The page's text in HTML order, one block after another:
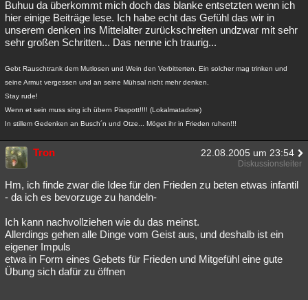
Buhuu da überkommt mich doch das blanke entsetzten wenn ich
hier einige Beiträge lese. Ich habe echt das Gefühl das wir in
unserem denken ins Mittelalter zurückschreiten undzwar mit sehr
sehr großen Schritten... Das nenne ich traurig...
Gebt Rauschtrank dem Mutlosen und Wein den Verbitterten. Ein solcher mag trinken und
seine Armut vergessen und an seine Mühsal nicht mehr denken.
Stay rude!
Wenn et sein muss sing ich übern Pisspott!!!! (Lokalmatadore)
In stillem Gedenken an Busch´n und Otze... Möget ihr in Frieden ruhen!!!
Tron 22.08.2005 um 23:54
Diskussionsleiter
Hm, ich finde zwar die Idee für den Frieden zu beten etwas infantil
- da ich es bevorzuge zu handeln-
Ich kann nachvollziehen wie du das meinst.
Allerdings gehen alle Dinge vom Geist aus, und deshalb ist ein
eigener Impuls
etwa in Form eines Gebets für Frieden und Mitgefühl eine gute
Übung sich dafür zu öffnen